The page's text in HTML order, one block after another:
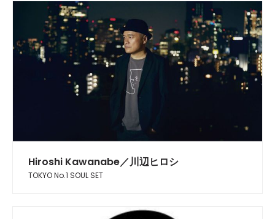
Hiroshi Kawanabe／川辺ヒロシ
TOKYO No.1 SOUL SET